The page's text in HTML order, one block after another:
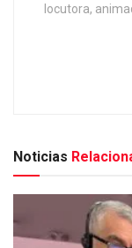
locutora,
Noticias